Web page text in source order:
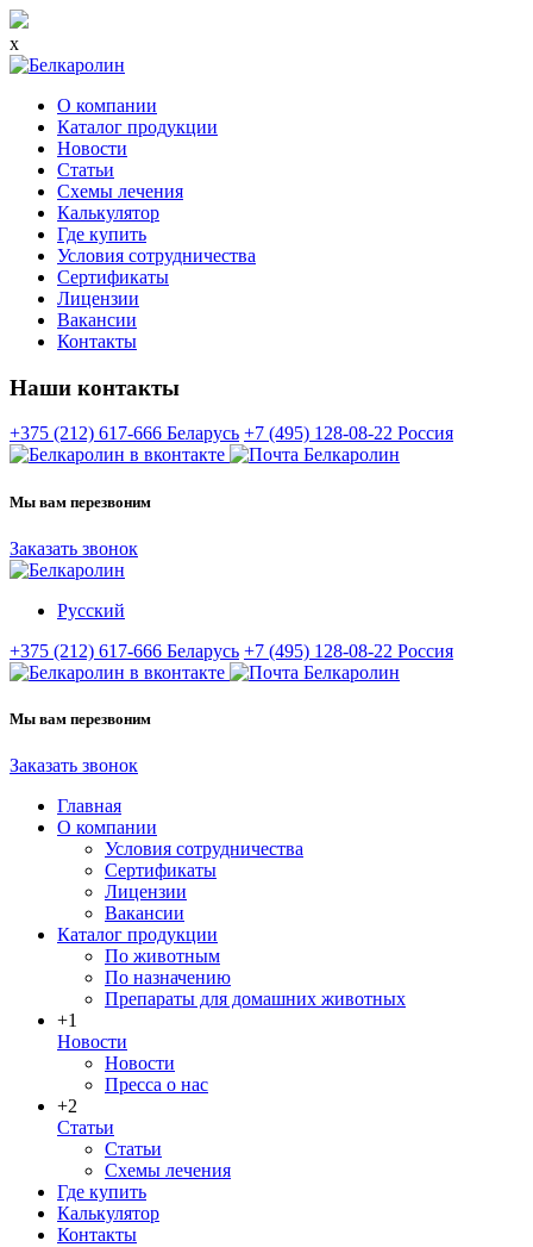
x
О компании
Каталог продукции
Новости
Статьи
Схемы лечения
Калькулятор
Где купить
Условия сотрудничества
Сертификаты
Лицензии
Вакансии
Контакты
Наши контакты
+375 (212) 617-666 Беларусь +7 (495) 128-08-22 Россия
Мы вам перезвоним
Заказать звонок
Русский
+375 (212) 617-666 Беларусь +7 (495) 128-08-22 Россия
Мы вам перезвоним
Заказать звонок
Главная
О компании
Условия сотрудничества
Сертификаты
Лицензии
Вакансии
Каталог продукции
По животным
По назначению
Препараты для домашних животных
+1
Новости
Новости
Пресса о нас
+2
Статьи
Статьи
Схемы лечения
Где купить
Калькулятор
Контакты